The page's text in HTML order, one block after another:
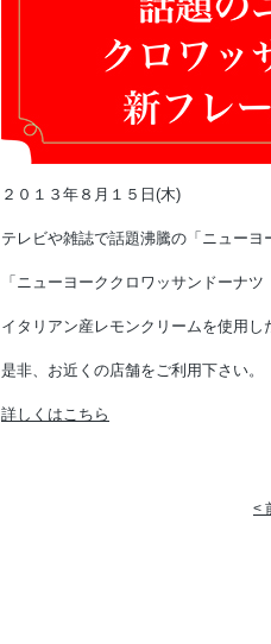
２０１３年８月１５日(木)
テレビや雑誌で話題沸騰の「ニューヨ
「ニューヨーククロワッサンドーナ
イタリアン産レモンクリームを使用
是非、お近くの店舗をご利用下さい。
詳しくはこちら
<